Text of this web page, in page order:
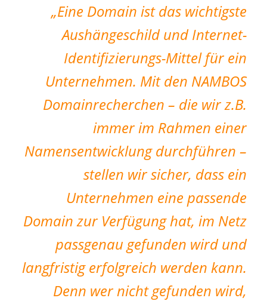
„Eine Domain ist das wichtigste
Aushängeschild und Internet-
Identifizierungs-Mittel für ein
Unternehmen. Mit den NAMBOS
Domainrecherchen – die wir z.B.
immer im Rahmen einer
Namensentwicklungdurchführen –
stellen wir sicher, dass ein
Unternehmen eine passende
Domain zur Verfügung hat, im Netz
passgenau gefunden wird und
langfristig erfolgreich werden kann.
Denn wer nicht gefunden wird,